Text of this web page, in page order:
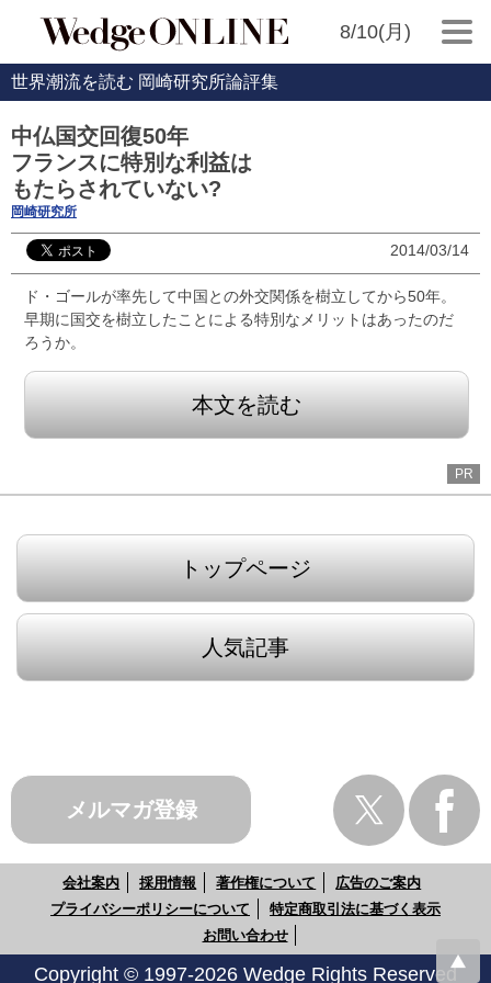
8/10(月)
世界潮流を読む 岡崎研究所論評集
中仏国交回復50年
フランスに特別な利益は
もたらされていない?
岡崎研究所
2014/03/14
ド・ゴールが率先して中国との外交関係を樹立してから50年。
早期に国交を樹立したことによる特別なメリットはあったのだ
ろうか。
本文を読む
PR
トップページ
人気記事
メルマガ登録
会社案内 採用情報 著作権について
広告のご案内
プライバシーポリシーについて
特定商取引法に基づく表示
お問い合わせ
Copyright © 1997-2026 Wedge Rights Reserved